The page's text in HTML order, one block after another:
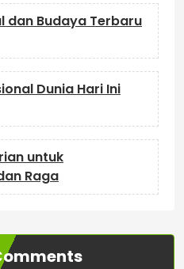
dan Budaya Terbaru
Dunia Hari Ini
untuk
Raga